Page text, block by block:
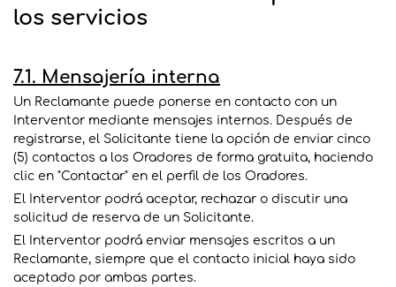
los servicios
7.1. Mensajería interna
Un Reclamante puede ponerse en contacto con un
Interventor mediante mensajes internos. Después de
registrarse, el Solicitante tiene la opción de enviar cinco
(5) contactos a los Oradores de forma gratuita, haciendo
clic en "Contactar" en el perfil de los Oradores.
El Interventor podrá aceptar, rechazar o discutir una
solicitud de reserva de un Solicitante.
El Interventor podrá enviar mensajes escritos a un
Reclamante, siempre que el contacto inicial haya sido
aceptado por ambas partes.